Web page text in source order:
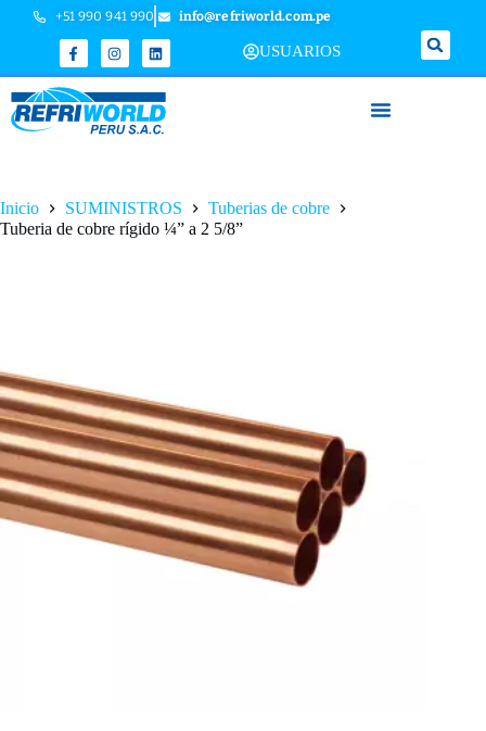
+51 990 941 990 info@refriworld.com.pe
USUARIOS
Inicio SUMINISTROS
Tuberias de cobre
Tuberia de cobre rígido ¼” a 2 5/8”